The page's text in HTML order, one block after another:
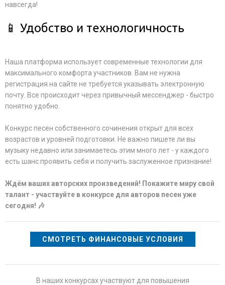
навсегда!
📱 Удобство и технологичность
Наша платформа использует современные технологии для
максимального комфорта участников. Вам не нужна
регистрация на сайте не требуется указывать электронную
почту. Все происходит через привычный мессенджер - быстро
понятно удобно.
Конкурс песен собственного сочинения открыт для всех
возрастов и уровней подготовки. Не важно пишете ли вы
музыку недавно или занимаетесь этим много лет - у каждого
есть шанс проявить себя и получить заслуженное признание!
Ждём ваших авторских произведений! Покажите миру свой
талант - участвуйте в конкурсе для авторов песен уже
сегодня! 🎶
СМОТРЕТЬ ФИНАНСОВЫЕ УСЛОВИЯ
В наших конкурсах участвуют для повышения